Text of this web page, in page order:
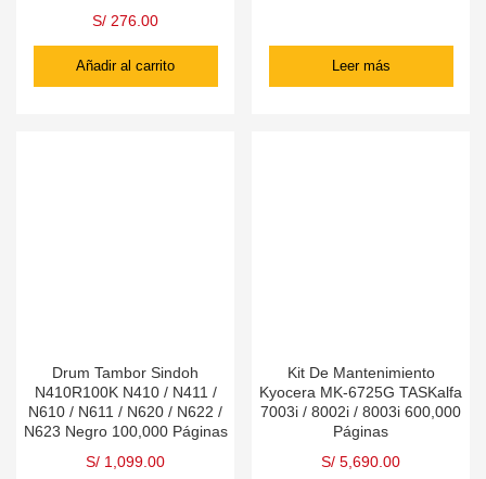
S/ 276.00
Añadir al carrito Leer más
Drum Tambor Sindoh
N410R100K N410 / N411 /
N610 / N611 / N620 / N622 /
N623 Negro 100,000 Páginas
S/ 1,099.00
Kit De Mantenimiento
Kyocera MK-6725G TASKalfa
7003i / 8002i / 8003i 600,000
Páginas
S/ 5,690.00